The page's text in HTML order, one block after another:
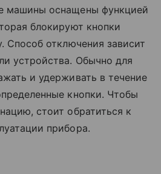
машины оснащены функцией
блокируют кнопки
Способ отключения зависит
устройства. Обычно для
и удерживать в течение
кнопки. Чтобы
стоит обратиться к
прибора.